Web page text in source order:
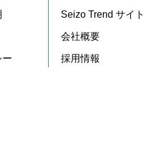
ー
Seizo Trend サイト
会社概要
採用情報